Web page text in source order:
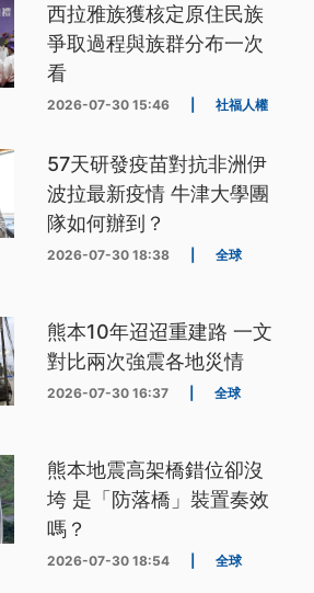
西拉雅族獲核定原住民族
爭取過程與族群分布一次
看
2026-07-30 15:46 社福人權
57天研發疫苗對抗非洲伊
波拉最新疫情 牛津大學團
隊如何辦到？
2026-07-30 18:38 全球
熊本10年迢迢重建路 一文
對比兩次強震各地災情
2026-07-30 16:37 全球
熊本地震高架橋錯位卻沒
垮 是「防落橋」裝置奏效
嗎？
2026-07-30 18:54 全球